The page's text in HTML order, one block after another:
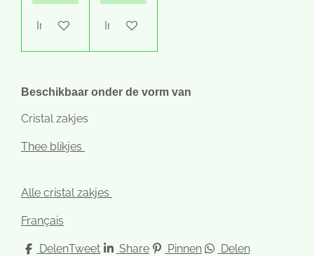
In winkelwagenIn winkelwagen
Beschikbaar onder de vorm van
Cristal zakjes
Thee blikjes
Alle cristal zakjes
Français
DelenTweet Share Pinnen Delen